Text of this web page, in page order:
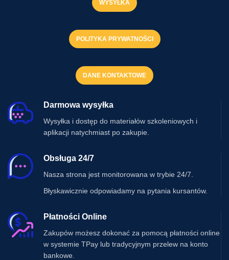
WYSYŁKA
POLITYKA PRYWATNOŚCI
DANE KONTAKTOWE
Darmowa wysyłka
Wysyłka i dostęp do materiałów szkoleniowych i
aplikacji natychmiast po zakupie.
Obsługa 24/7
Nasza strona jest monitorowana w trybie 24/7.
Błyskawicznie odpowiadamy na pytania kursantów.
Płatności Online
Zakupów możesz dokonać za pomocą płatności online
w systemie TPay lub tradycyjnym przelew na konto
bankowe.